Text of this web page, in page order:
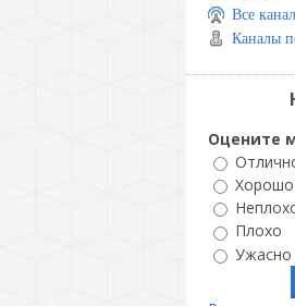
Все
Каналы
Оцените
Хорошо
Плохо
Ужасно